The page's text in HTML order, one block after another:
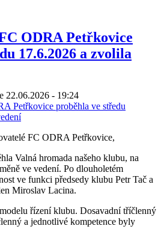
ODRA Petřkovice
17.6.2026 a zvolila
22.06.2026 - 19:24
FC ODRA Petřkovice,
Valná hromada našeho klubu, na
ve vedení. Po dlouholetém
ve funkci předsedy klubu Petr Tač a
Miroslav Lacina.
řízení klubu. Dosavadní tříčlenný
a jednotlivé kompetence byly